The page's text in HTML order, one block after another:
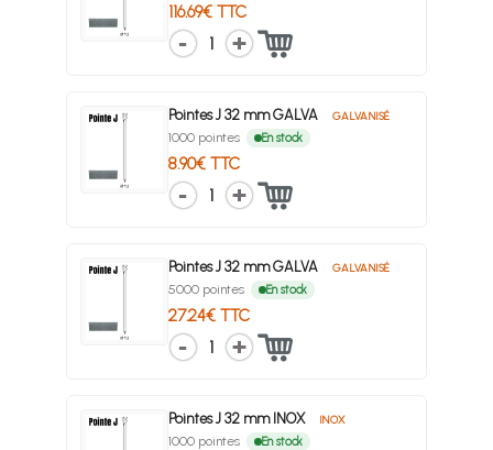
116.69€ TTC
1
Pointes J 32 mm GALVA GALVANISÉ
1000 pointes En stock
8.90€ TTC
1
Pointes J 32 mm GALVA GALVANISÉ
5000 pointes En stock
27.24€ TTC
1
Pointes J 32 mm INOX INOX
1000 pointes En stock